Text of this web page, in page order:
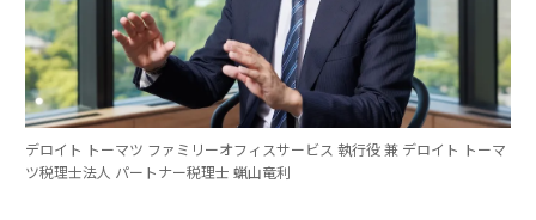
デロイト トーマツ ファミリーオフィスサービス 執行役 兼 デロイト トーマ
ツ税理士法人 パートナー税理士 蝋山竜利